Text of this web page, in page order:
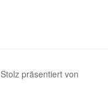
Stolz präsentiert von